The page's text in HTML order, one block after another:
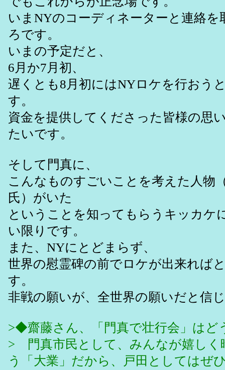
いまNYのコーディネーターと連絡を
ろです。
いまの予定だと、
6月か7月初、
遅くとも8月初にはNYロケを行おう
す。
資金を提供してくださった皆様の思
たいです。
そして門真に、
こんなものすごいことを考えた人物
氏）がいた
ということを知ってもらうキッカケ
い限りです。
また、NYにとどまらず、
世界の慰霊碑の前でロケが出来れば
す。
非戦の願いが、全世界の願いだと信
>◆齋藤さん、「門真で壮行会」はど
> 門真市民として、みんなが嬉しく
う「大業」だから、戸田としてはぜ